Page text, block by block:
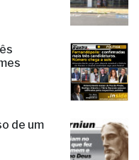
de um